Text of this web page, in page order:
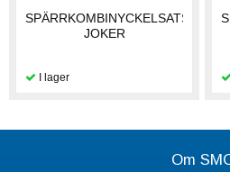
SPÄRRKOMBINYCKELSATS
JOKER
Om